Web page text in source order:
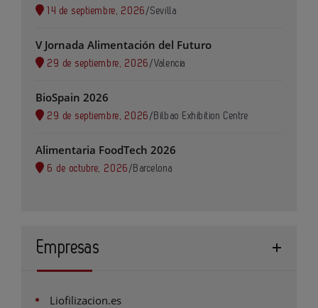
14 de septiembre, 2026 /Sevilla
V Jornada Alimentación del Futuro
29 de septiembre, 2026 /Valencia
BioSpain 2026
29 de septiembre, 2026 / Bilbao Exhibition Centre
Alimentaria FoodTech 2026
6 de octubre, 2026 / Barcelona
Empresas
Liofilizacion.es